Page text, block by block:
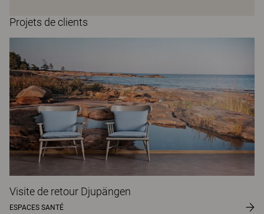
Projets de clients
Visite de retour Djupängen
ESPACES SANTÉ